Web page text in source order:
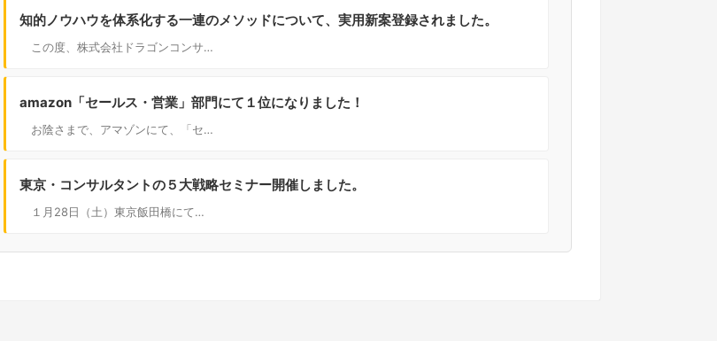
知的ノウハウを体系化する一連のメソッドについて、実用新案登録されました。
この度、株式会社ドラゴンコンサ…
amazon「セールス・営業」部門にて１位になりました！
お陰さまで、アマゾンにて、「セ…
東京・コンサルタントの５大戦略セミナー開催しました。
１月28日（土）東京飯田橋にて…